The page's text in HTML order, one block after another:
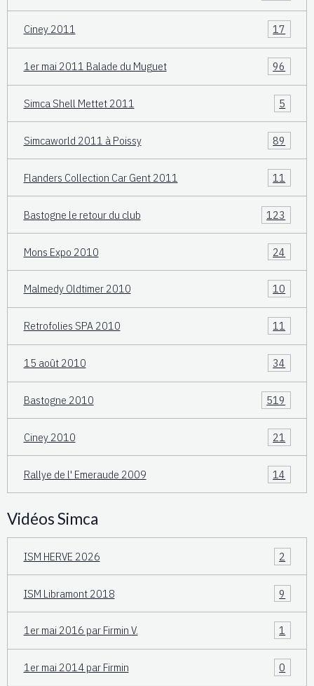
Ciney 2011 17
1er mai 2011 Balade du Muguet 96
Simca Shell Mettet 2011 5
Simcaworld 2011 à Poissy 89
Flanders Collection Car Gent 2011 11
Bastogne le retour du club 123
Mons Expo 2010 24
Malmedy Oldtimer 2010 10
Retrofolies SPA 2010 11
15 août 2010 34
Bastogne 2010 519
Ciney 2010 21
Rallye de l' Emeraude 2009 14
Vidéos Simca
ISM HERVE 2026 2
ISM Libramont 2018 9
1er mai 2016 par Firmin V. 1
1er mai 2014 par Firmin 0